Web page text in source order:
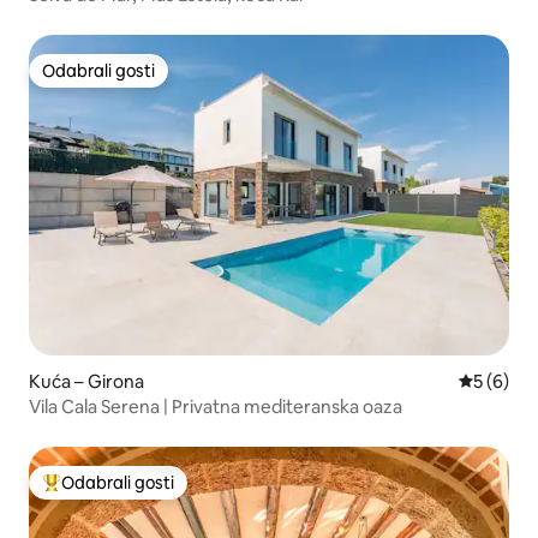
Odabrali gosti
Odabrali gosti
Kuća – Girona
5 (6)
Vila Cala Serena | Privatna mediteranska oaza
Među najviše rangiranima s oznakom „Odabrali gosti”
Odabrali gosti